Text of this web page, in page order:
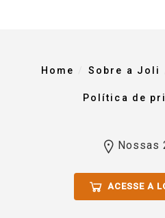
Home Sobre a Joli
Política de
Nossas
ACESSE A